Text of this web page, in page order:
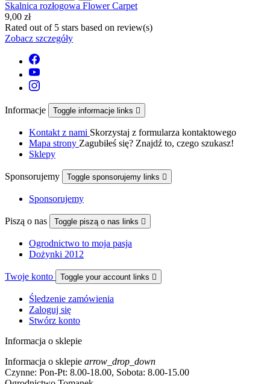
Skalnica rozłogowa Flower Carpet
9,00 zł
Rated out of 5 stars based on review(s)
Zobacz szczegóły
Informacje Toggle informacje links 
Kontakt z nami Skorzystaj z formularza kontaktowego
Mapa strony Zagubiłeś się? Znajdź to, czego szukasz!
Sklepy
Sponsorujemy Toggle sponsorujemy links 
Sponsorujemy
Piszą o nas Toggle piszą o nas links 
Ogrodnictwo to moja pasja
Dożynki 2012
Twoje konto Toggle your account links 
Śledzenie zamówienia
Zaloguj się
Stwórz konto
Informacja o sklepie
Informacja o sklepie arrow_drop_down
Czynne: Pon-Pt: 8.00-18.00, Sobota: 8.00-15.00